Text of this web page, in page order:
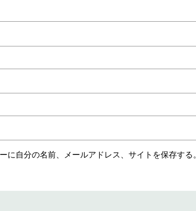
自分の名前、メールアドレス、サイトを保存する。